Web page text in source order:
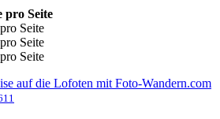
pro Seite
Seite
Seite
Seite